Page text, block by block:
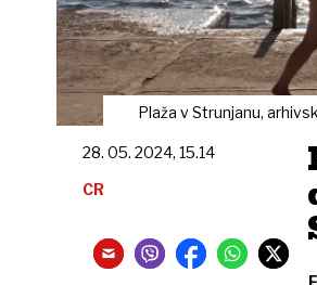
Plaža v Strunjanu,
28. 05. 2024, 15.14
CR